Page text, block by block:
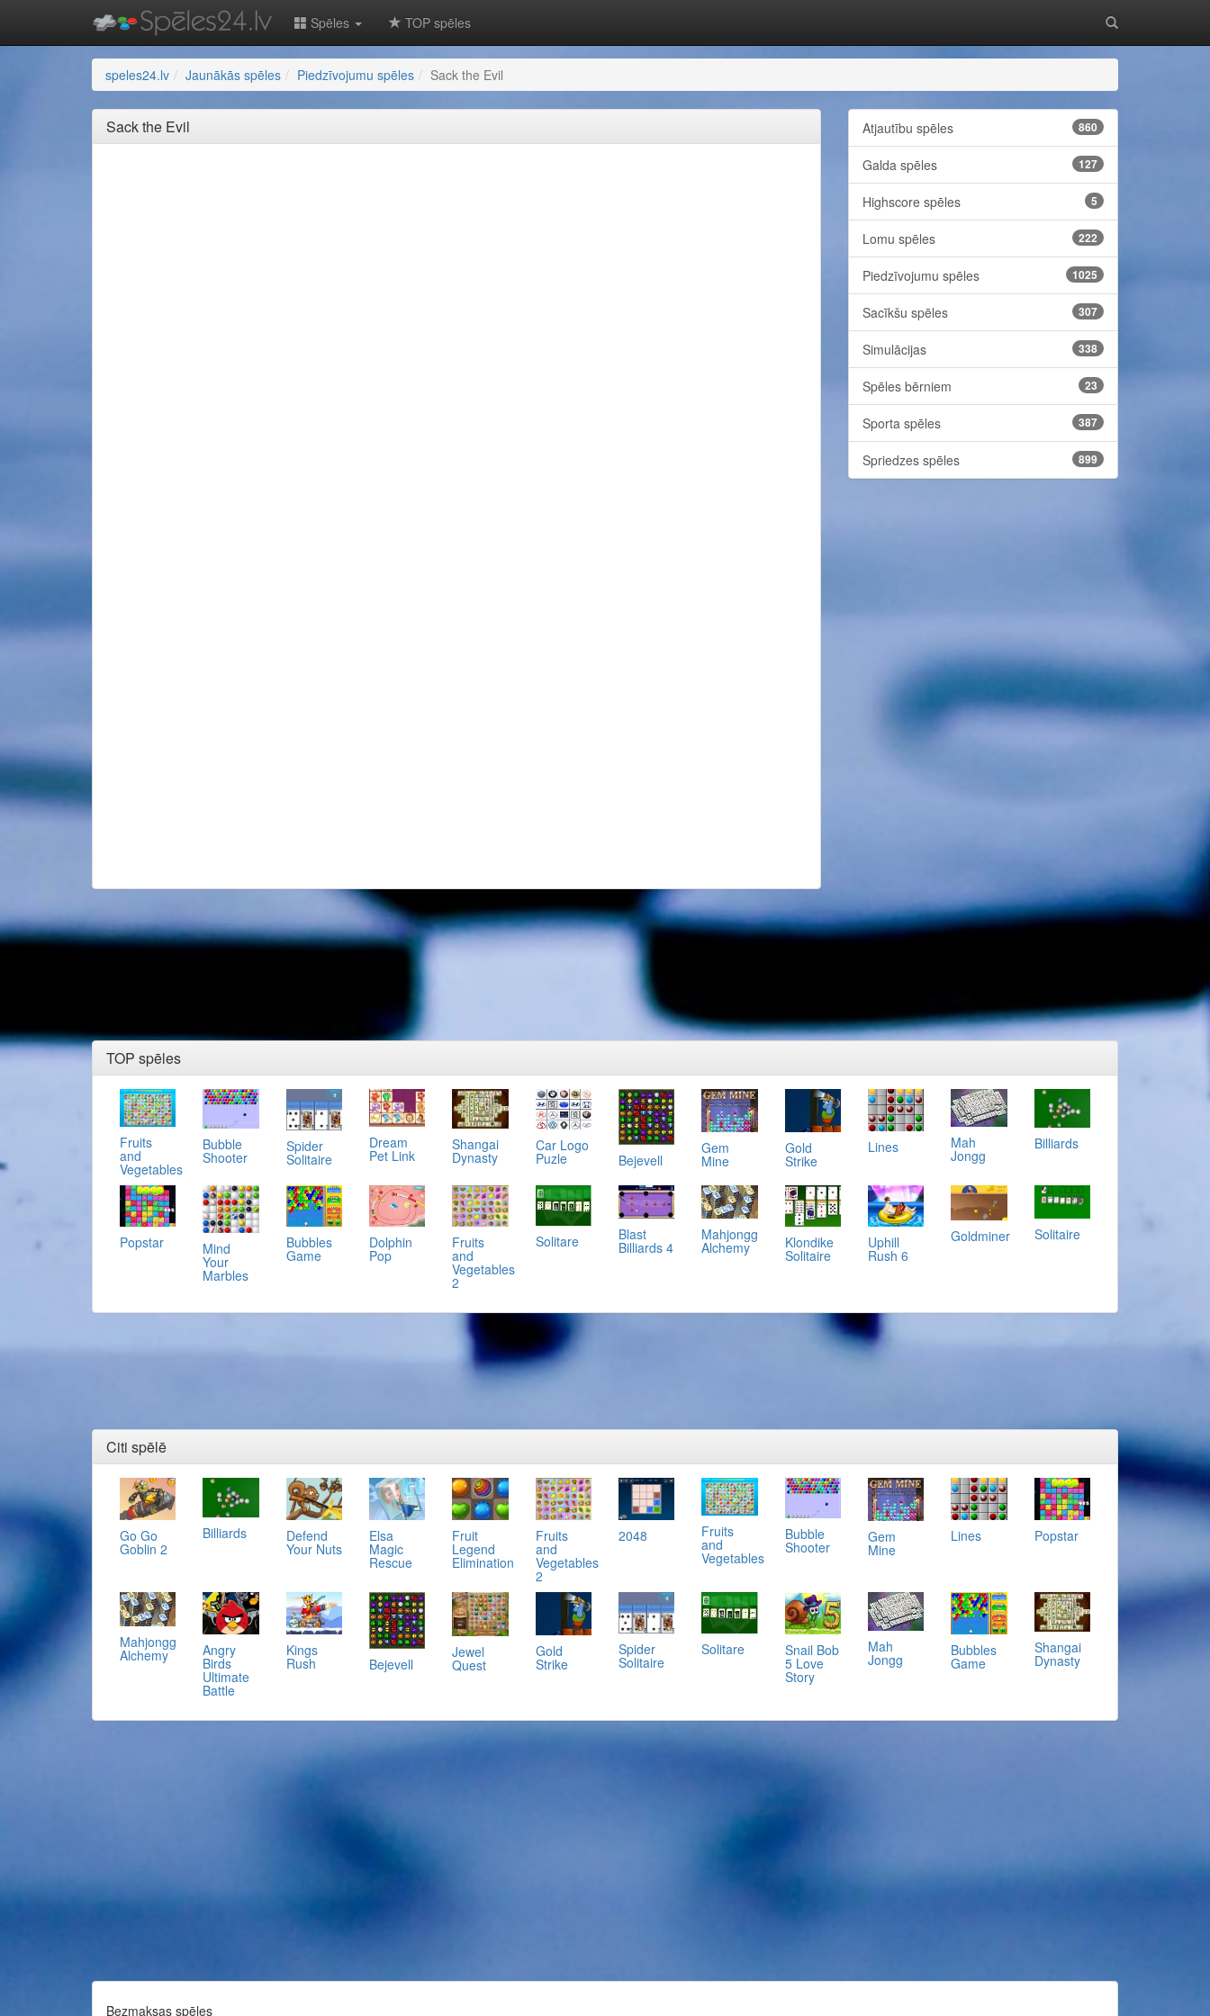
Spēles TOP spēles
speles24.lv Jaunākās spēles Piedzīvojumu spēles Sack the Evil
Sack the Evil Atjautību spēles 860
Galda spēles 127
Highscore spēles 5
Lomu spēles 222
Piedzīvojumu spēles 1025
Sacīkšu spēles 307
Simulācijas 338
Spēles bērniem 23
Sporta spēles 387
Spriedzes spēles 899
TOP spēles
Fruits
and
Vegetables
Bubble
Shooter
Spider
Solitaire
Dream
Pet Link
Shangai
Dynasty
Car Logo
Puzle Bejevell
Gem
Mine
Gold
Strike
Lines Mah
Jongg
Billiards
Popstar Mind
Your
Marbles
Bubbles
Game
Dolphin
Pop
Fruits
and
Vegetables
2
Solitare Blast
Billiards 4
Mahjongg
Alchemy Klondike
Solitaire
Uphill
Rush 6
Goldminer Solitaire
Citi spēlē
Go Go
Goblin 2
Billiards Defend
Your Nuts
Elsa
Magic
Rescue
Fruit
Legend
Elimination
Fruits
and
Vegetables
2
2048 Fruits
and
Vegetables
Bubble
Shooter
Gem
Mine
Lines Popstar
Mahjongg
Alchemy Angry
Birds
Ultimate
Battle
Kings
Rush Bejevell
Jewel
Quest
Gold
Strike
Spider
Solitaire
Solitare Snail Bob
5 Love
Story
Mah
Jongg
Bubbles
Game
Shangai
Dynasty
Bezmaksas spēles